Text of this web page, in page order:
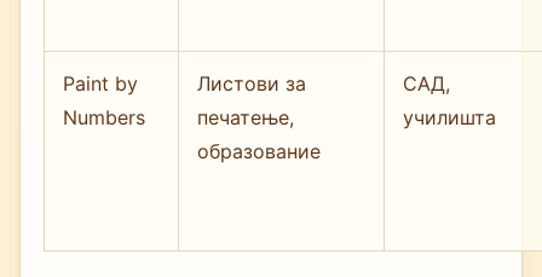
Paint by
Numbers
Листови за
печатење,
образование
САД,
училишта